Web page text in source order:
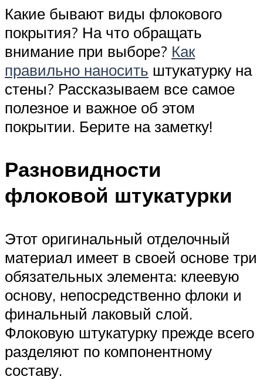
Какие бывают виды флокового
покрытия? На что обращать
внимание при выборе? Как
правильно наносить штукатурку на
стены? Рассказываем все самое
полезное и важное об этом
покрытии. Берите на заметку!
Разновидности
флоковой штукатурки
Этот оригинальный отделочный
материал имеет в своей основе три
обязательных элемента: клеевую
основу, непосредственно флоки и
финальный лаковый слой.
Флоковую штукатурку прежде всего
разделяют по компонентному
составу.